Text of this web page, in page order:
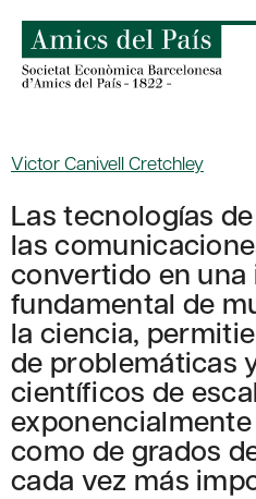
content
Victor Canivell Cretchley
Las tecnologías
las
convertido en
fundamental de
la ciencia,
de problemáticas
científicos de
como de grados
cada vez más